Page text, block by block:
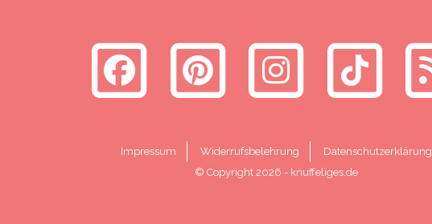
Impressum Widerrufsbelehrung
Datenschutzerklärung
© Copyright 2026 - knuffeliges.de